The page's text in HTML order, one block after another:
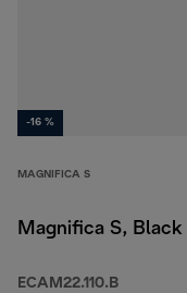
-16 %
MAGNIFICA S
Magnifica S, Black
ECAM22.110.B